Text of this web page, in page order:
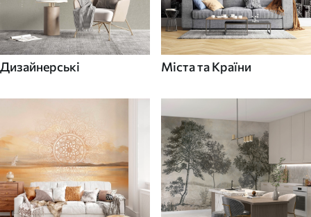
Дизайнерські Міста та Країни